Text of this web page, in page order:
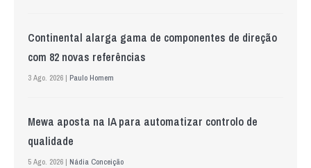
Continental alarga gama de componentes de direção
com 82 novas referências
3 Ago. 2026 | Paulo Homem
Mewa aposta na IA para automatizar controlo de
qualidade
5 Ago. 2026 | Nádia Conceição